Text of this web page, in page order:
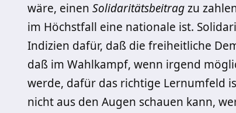
wäre, einen Solidaritätsbeitragzu
im Höchstfall eine nationale ist.
Indizien dafür, daß die freiheitliche
daß im Wahlkampf, wenn irgend
werde, dafür das richtige Lernumfeld
nicht aus den Augen schauen kann,